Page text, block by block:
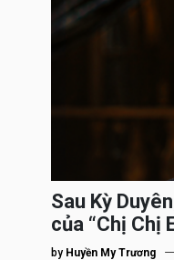
Sau Kỳ
của “Chị Chị
by Huyền My Trương